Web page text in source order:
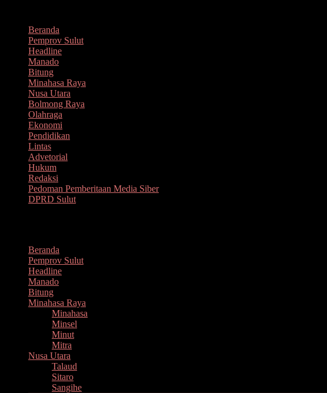
kontenBeranda
Pemprov Sulut
Headline
Manado
Bitung
Minahasa Raya
Nusa Utara
Bolmong Raya
Olahraga
Ekonomi
Pendidikan
Lintas
Advetorial
Hukum
Redaksi
Pedoman Pemberitaan Media Siber
DPRD Sulut
Beranda
Pemprov Sulut
Headline
Manado
Bitung
Minahasa Raya
Minahasa
Minsel
Minut
Mitra
Nusa Utara
Talaud
Sitaro
Sangihe